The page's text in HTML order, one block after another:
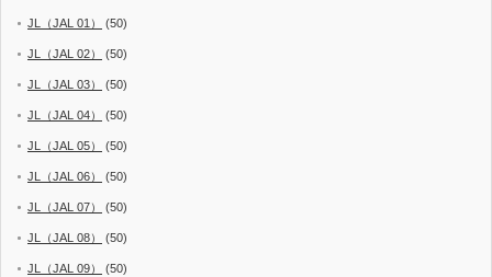
JL（JAL 01） (50)
JL（JAL 02） (50)
JL（JAL 03） (50)
JL（JAL 04） (50)
JL（JAL 05） (50)
JL（JAL 06） (50)
JL（JAL 07） (50)
JL（JAL 08） (50)
JL（JAL 09） (50)